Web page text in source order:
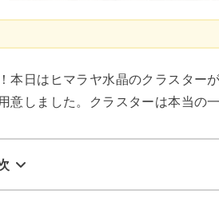
本日はヒマラヤ水晶のクラスター
意しました。クラスターは本当の